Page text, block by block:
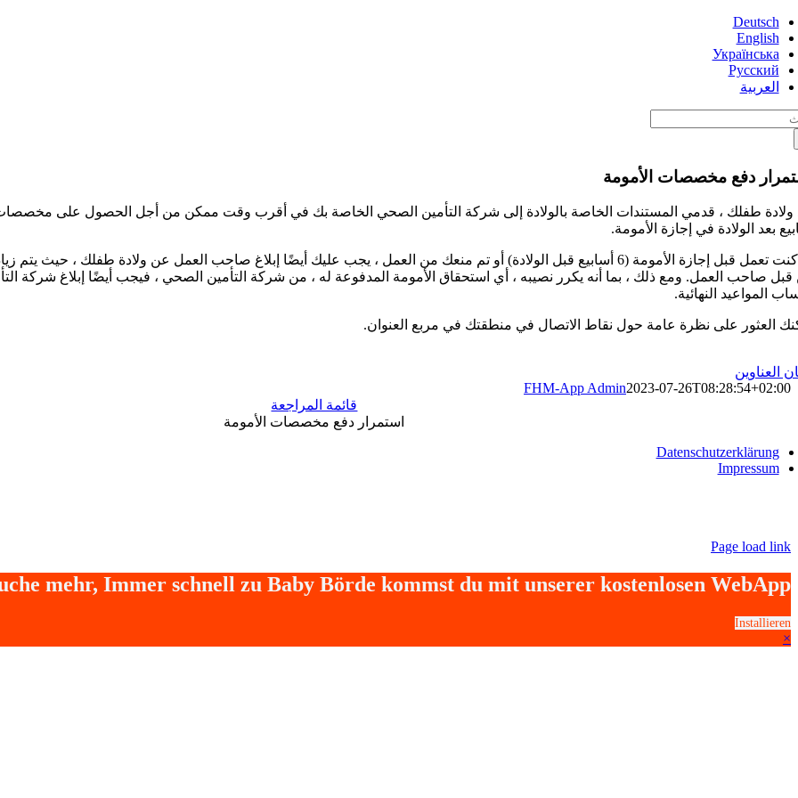
Skip
to
content
Deutsch
English
Українська
Русский
العربية
دفع مخصصات الأمومة
ولادة طفلك ، قدمي المستندات الخاصة بالولادة إلى شركة التأمين الصحي الخاصة بك في أقرب وقت ممكن من أجل الحصول على مخصصات
بعد الولادة في إجازة الأمومة.
إذا كنت تعمل قبل إجازة الأمومة (6 أسابيع قبل الولادة) أو تم منعك من العمل ، يجب عليك أيضًا إبلاغ صاحب العمل عن ولادة طفلك ،
صاحب العمل. ومع ذلك ، بما أنه يكرر نصيبه ، أي استحقاق الأمومة المدفوعة له ، من شركة التأمين الصحي ، فيجب أيضًا إبلاغ شركة
المواعيد النهائية.
العثور على نظرة عامة حول نقاط الاتصال في منطقتك في مربع العنوان.
العناوين
FHM-App Admin2023-07-26T08:28:54+02:00
قائمة المراجعة
استمرار دفع مخصصات الأمومة
Datenschutzerklärung
Impressum
Page load link
mehr, Immer schnell zu Baby Börde kommst du mit unserer kostenlosen WebApp
Installieren
×